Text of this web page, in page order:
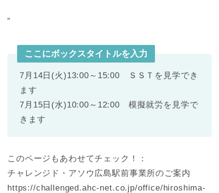
“
ここにボックスタイトルを入力
7月14日(火)13:00～15:00 ＳＳＴを見学でき
ます
7月15日(水)10:00～12:00 模擬就労を見学で
きます
このページもあわせてチェック！：
チャレンジド・アソウ広島駅前事業所のご案内
https://challenged.ahc-net.co.jp/office/hiroshima-